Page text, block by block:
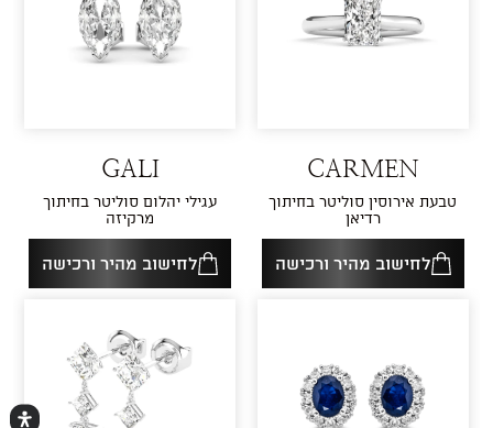
CARMEN
טבעת אירוסין סוליטר בחיתוך
רדיאן
לחישוב מהיר ורכישה
GALI
עגילי יהלום סוליטר בחיתוך
מרקיזה
לחישוב מהיר ורכישה